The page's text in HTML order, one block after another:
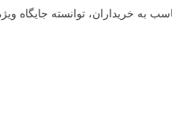
به خریداران، توانسته جایگاه